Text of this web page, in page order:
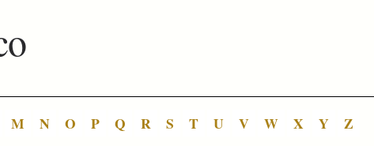
M N O P Q R S T U V W X Y Z